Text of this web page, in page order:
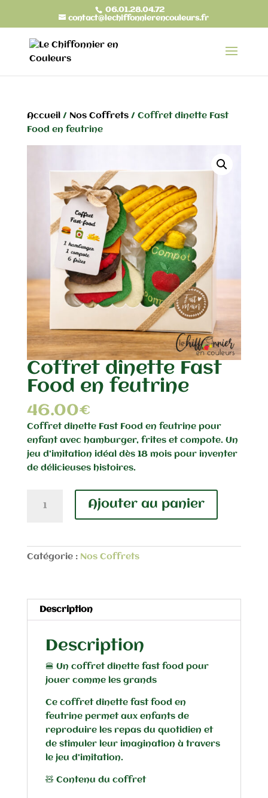
06.01.28.04.72
contact@lechiffonnierencouleurs.fr
Accueil/ Nos Coffrets/ Coffret dînette Fast
Food en feutrine
Coffret dînette Fast
Food en feutrine
46.00€
Coffret dînette Fast Food en feutrine pour
enfant avec hamburger, frites et compote. Un
jeu d’imitation idéal dès 18 mois pour inventer
de délicieuses histoires.
Fast
Ajouter au panier
Catégorie : Nos Coffrets
Description
Description
🍔 Un coffret dînette fast food pour
jouer comme les grands
Ce coffret dînette fast food en
feutrine permet aux enfants de
reproduire les repas du quotidien et
de stimuler leur imagination à travers
le jeu d’imitation.
🧸 Contenu du coffret